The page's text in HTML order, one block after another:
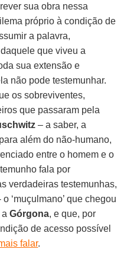
sua obra nessa
próprio à condição de
a palavra,
que viveu a
sua extensão e
não pode testemunhar.
os sobreviventes,
que passaram pela
– a saber, a
além do não-humano,
entre o homem e o
fala por
verdadeiras testemunhas,
‘muçulmano’ que chegou
aGórgona, e que, por
de acesso possível
falar.